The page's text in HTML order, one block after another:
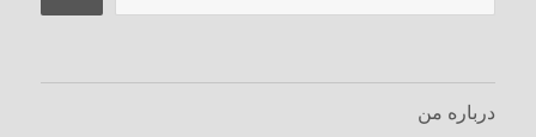
درباره من